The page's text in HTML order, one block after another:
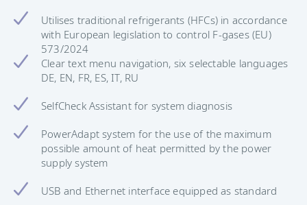
Utilises traditional refrigerants (HFCs) in accordance
with European legislation to control F-gases (EU)
573/2024
Clear text menu navigation, six selectable languages
DE, EN, FR, ES, IT, RU
SelfCheck Assistant for system diagnosis
PowerAdapt system for the use of the maximum
possible amount of heat permitted by the power
supply system
USB and Ethernet interface equipped as standard